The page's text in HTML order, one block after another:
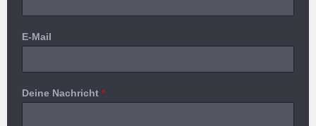
E-Mail
Deine Nachricht *